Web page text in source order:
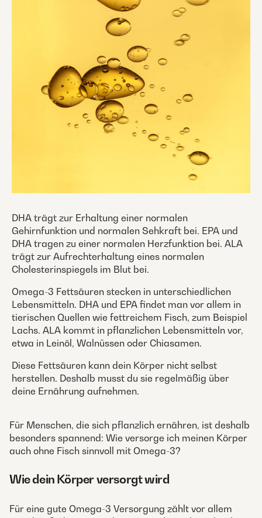
DHA trägt zur Erhaltung einer normalen
Gehirnfunktion und normalen Sehkraft bei. EPA und
DHA tragen zu einer normalen Herzfunktion bei. ALA
trägt zur Aufrechterhaltung eines normalen
Cholesterinspiegels im Blut bei.
Omega-3 Fettsäuren stecken in unterschiedlichen
Lebensmitteln. DHA und EPA findet man vor allem in
tierischen Quellen wie fettreichem Fisch, zum Beispiel
Lachs. ALA kommt in pflanzlichen Lebensmitteln vor,
etwa in Leinöl, Walnüssen oder Chiasamen.
Diese Fettsäuren kann dein Körper nicht selbst
herstellen. Deshalb musst du sie regelmäßig über
deine Ernährung aufnehmen.
Für Menschen, die sich pflanzlich ernähren, ist deshalb
besonders spannend: Wie versorge ich meinen Körper
auch ohne Fisch sinnvoll mit Omega-3?
Wie dein Körper versorgt wird
Für eine gute Omega-3 Versorgung zählt vor allem